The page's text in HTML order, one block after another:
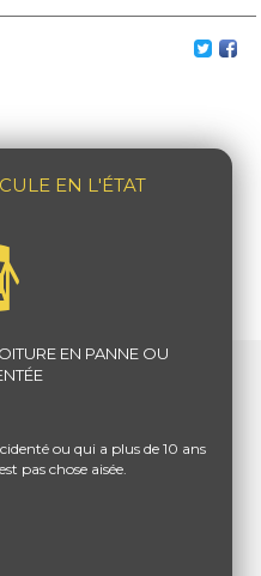
EN L'ÉTAT
EN PANNE OU
ou qui a plus de 10 ans
pas chose aisée.